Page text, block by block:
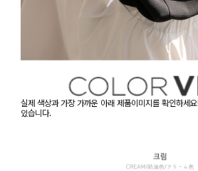
실제 색상과 가장 가까운 아래 제품이미지를 확인하세
있습니다.